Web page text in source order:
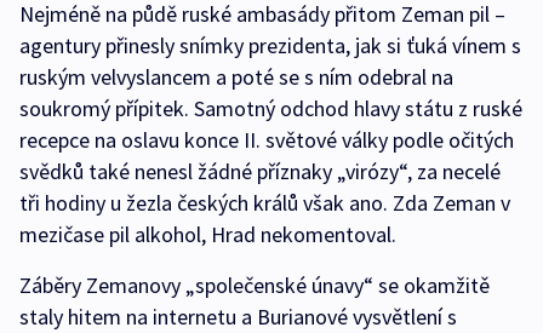
Nejméně na půdě ruské ambasády přitom Zeman pil –
agentury přinesly snímky prezidenta, jak si ťuká vínem s
ruským velvyslancem a poté se s ním odebral na
soukromý přípitek. Samotný odchod hlavy státu z ruské
recepce na oslavu konce II. světové války podle očitých
svědků také nenesl žádné příznaky „virózy“, za necelé
tři hodiny u žezla českých králů však ano. Zda Zeman v
mezičase pil alkohol, Hrad nekomentoval.
Záběry Zemanovy „společenské únavy“ se okamžitě
staly hitem na internetu a Burianové vysvětlení s